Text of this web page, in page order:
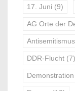
17. Juni (9)
AG Orte der
Antisemitismus
DDR-Flucht (7)
Demonstration